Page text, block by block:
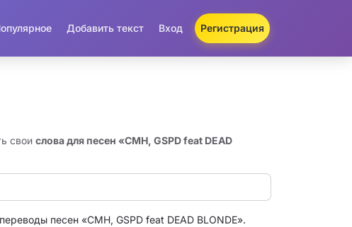
Добавить текст Вход Регистрация
свои слова для песен «CMH, GSPD feat DEAD
песен «CMH, GSPD feat DEAD BLONDE».